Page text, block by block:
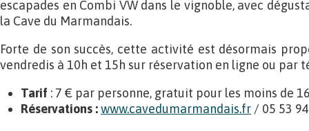
escapades en Combi VW dans le vignoble, avec
la Cave du Marmandais.
Forte de son succès, cette activité est désormais
vendredis à 10h et 15h sur réservation en ligne ou par
Tarif : 7 € par personne, gratuit pour les moins de
Réservations :www.cavedumarmandais.fr / 05 53